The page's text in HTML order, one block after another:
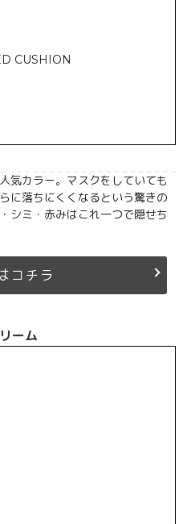
CUSHION
気カラー。マスクをしていても
に落ちにくくなるという驚きの
シミ・赤みはこれ一つで隠せち
コチラ
ーム